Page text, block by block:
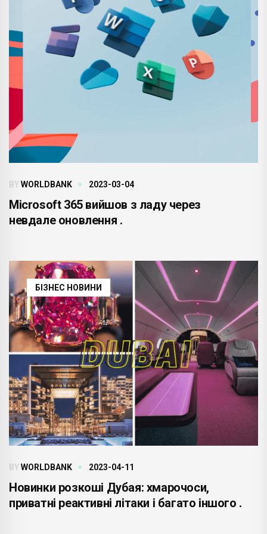
BYWORLDBANK 2023-03-04
Microsoft 365 вийшов з ладу через
невдале оновлення .
БІЗНЕС НОВИНИ
BYWORLDBANK 2023-04-11
Новинки розкоші Дубая: хмарочоси,
приватні реактивні літаки і багато іншого .